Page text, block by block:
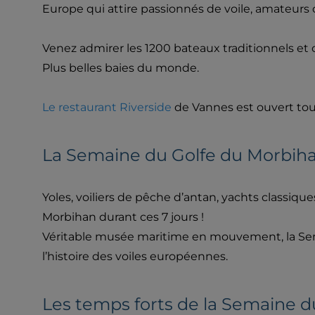
Europe qui attire passionnés de voile,
Venez admirer les 1200 bateaux traditionnels
Plus belles baies du monde.
Le restaurant Riverside de Vannes est ouvert
La Semaine du Golfe du
Yoles, voiliers de pêche d’antan, yachts
Morbihan durant ces 7 jours !
Véritable musée maritime en mouvement, la
l’histoire des voiles européennes.
Les temps forts de la Semaine